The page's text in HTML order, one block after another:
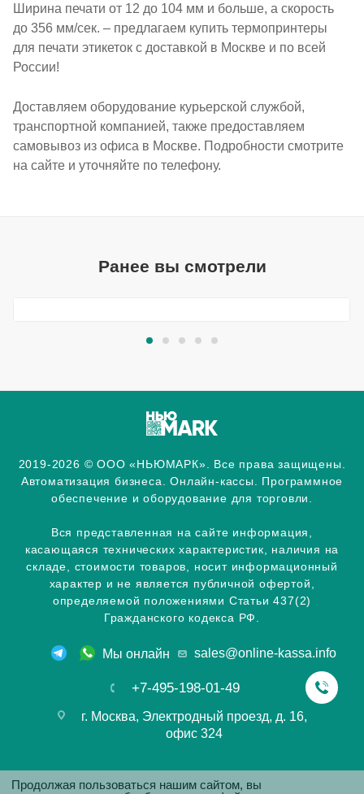
Ширина печати от 12 до 104 мм и больше, а скорость
до 356 мм/сек. – предлагаем купить термопринтеры
для печати этикеток с доставкой в Москве и по всей
России!
Доставляем оборудование курьерской службой,
транспортной компанией, также предоставляем
самовывоз из офиса в Москве. Подробности смотрите
на сайте и уточняйте по телефону.
Ранее вы смотрели
2019-2026 © ООО «НЬЮМАРК». Все права защищены.
Автоматизация бизнеса. Онлайн-кассы. Программное
обеспечение и оборудование для торговли.
Вся представленная на сайте информация,
касающаяся технических характеристик, наличия на
складе, стоимости товаров, носит информационный
характер и не является публичной офертой,
определяемой положениями Статьи 437(2)
Гражданского кодекса РФ.
Мы онлайн sales@online-kassa.info
+7-495-198-01-49
г. Москва, Электродный проезд, д. 16,
офис 324
Продолжая пользоваться нашим сайтом, вы